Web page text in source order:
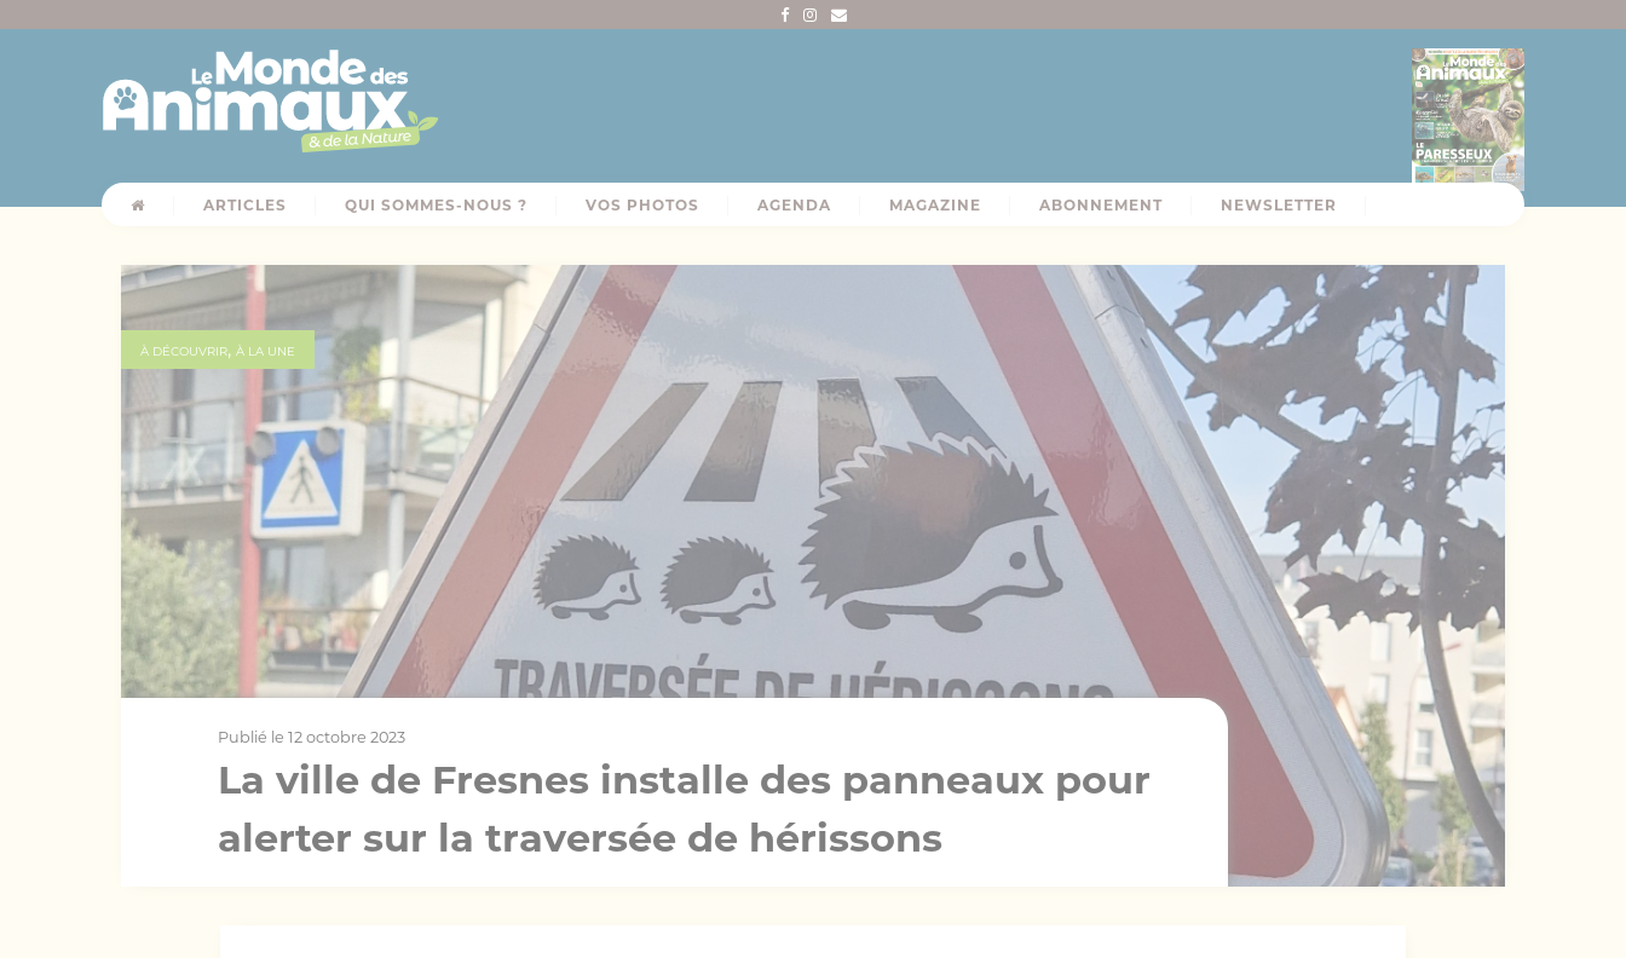
ARTICLES QUI SOMMES-NOUS ? VOS PHOTOS AGENDA MAGAZINE ABONNEMENT NEWSLETTER
À DÉCOUVRIR, À LA UNE
Publié le 12 octobre 2023
La ville de Fresnes installe des panneaux pour
alerter sur la traversée de hérissons